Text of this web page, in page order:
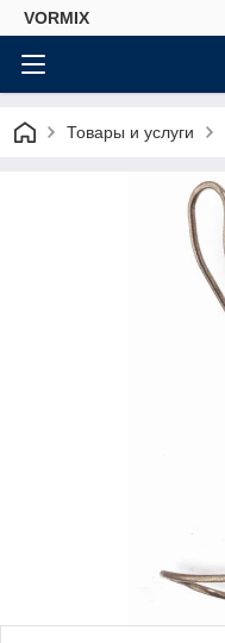
VORMIX
Товары и услуги